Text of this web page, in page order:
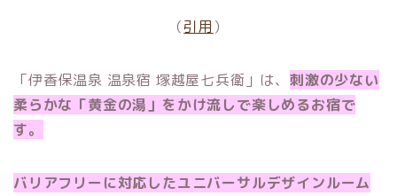
（引用 ）
「伊香保温泉 温泉宿 塚越屋七兵衛」は、刺激の少ない
柔らかな「黄金の湯」をかけ流しで楽しめるお宿で
す。
バリアフリーに対応したユニバーサルデザインルーム